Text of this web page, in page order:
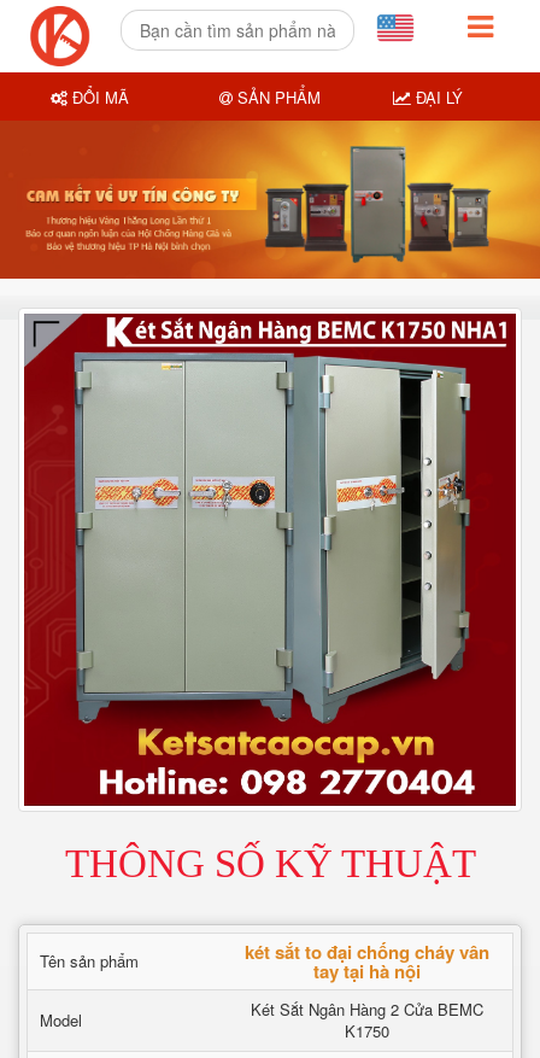
THÔNG SỐ KỸ THUẬT
Tên sản phẩm két sắt to đại chống cháy vân
tay tại hà nội
Model
Két Sắt Ngân Hàng 2 Cửa BEMC
K1750
ĐỔI MÃ SẢN PHẨM ĐẠI LÝ